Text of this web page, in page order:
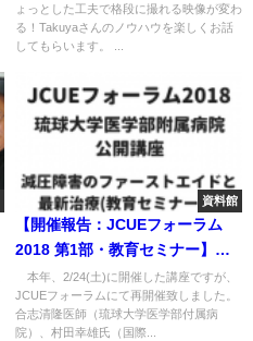
リーから撮影のコツまで基本編
～
ょっとした工夫で格段に撮れる映像が変わ
る！Takuyaさんのノウハウを楽しくお話
してもらいます。 ...
資料館
【開催報告：JCUEフォーラム
2018 第1部・教育セミナー】琉
球大学医学部附属病院 公開講座
減圧障害のファーストエイドと
最新治療
本年、2/24(土)に開催した講座ですが、
JCUEフォーラムにて再開催致しました。
合志清隆医師（琉球大学医学部付属病
院）、村田幸雄氏（国際...